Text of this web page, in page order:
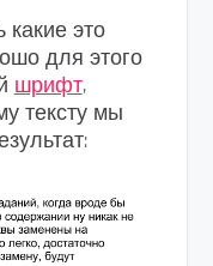
это
для этого
шрифт,
тексту мы